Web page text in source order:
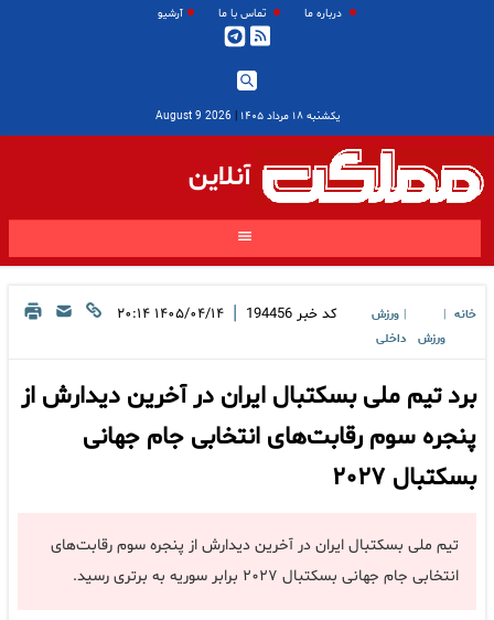
درباره ما تماس با ما آرشیو
یکشنبه ۱۸ مرداد ۱۴۰۵ |
2026 August 9
آنلاین
خانه
ورزش
ورزش
داخلی
کد خبر 194456
| ۱۴۰۵/۰۴/۱۴ ۲۰:۱۴
برد تیم ملی بسکتبال ایران در آخرین دیدارش از
پنجره سوم رقابت‌های انتخابی جام جهانی
بسکتبال ۲۰۲۷
تیم ملی بسکتبال ایران در آخرین دیدارش از پنجره سوم رقابت‌های
انتخابی جام جهانی بسکتبال ۲۰۲۷ برابر سوریه به برتری رسید.